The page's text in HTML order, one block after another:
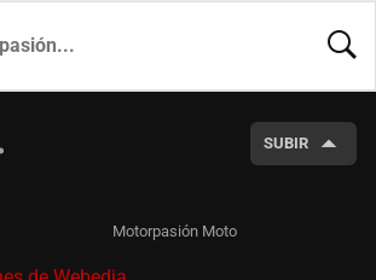
SUBIR
Motorpasión Moto